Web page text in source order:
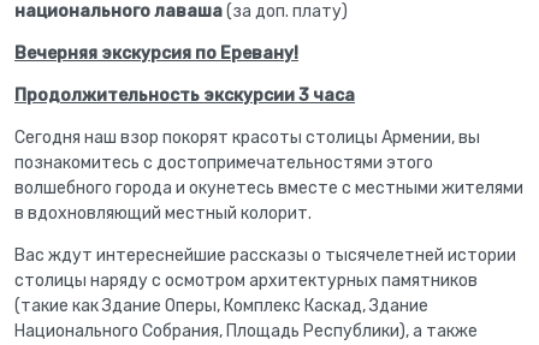
национального лаваша(за доп. плату)
Вечерняя экскурсия по Еревану!
Продолжительность экскурсии 3 часа
Сегодня наш взор покорят красоты столицы Армении, вы
познакомитесь с достопримечательностями этого
волшебного города и окунетесь вместе с местными жителями
в вдохновляющий местный колорит.
Вас ждут интереснейшие рассказы о тысячелетней истории
столицы наряду с осмотром архитектурных памятников
(такие как Здание Оперы, Комплекс Каскад, Здание
Национального Собрания, Площадь Республики), а также